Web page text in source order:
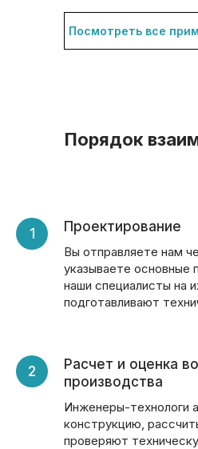
Посмотреть все
Порядок
Проектирование
Вы отправляете нам
указываете
наши специалисты на
подготавливают
Расчет и оценка
производства
Инженеры-технологи
конструкцию,
проверяют